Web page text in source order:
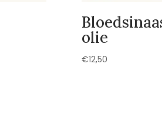
olie
€12,50